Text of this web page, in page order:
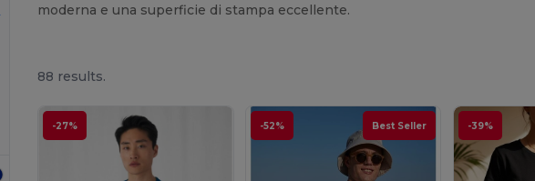
moderna e una superficie di stampa eccellente.
88 results.
-27% -52% Best Seller -39%